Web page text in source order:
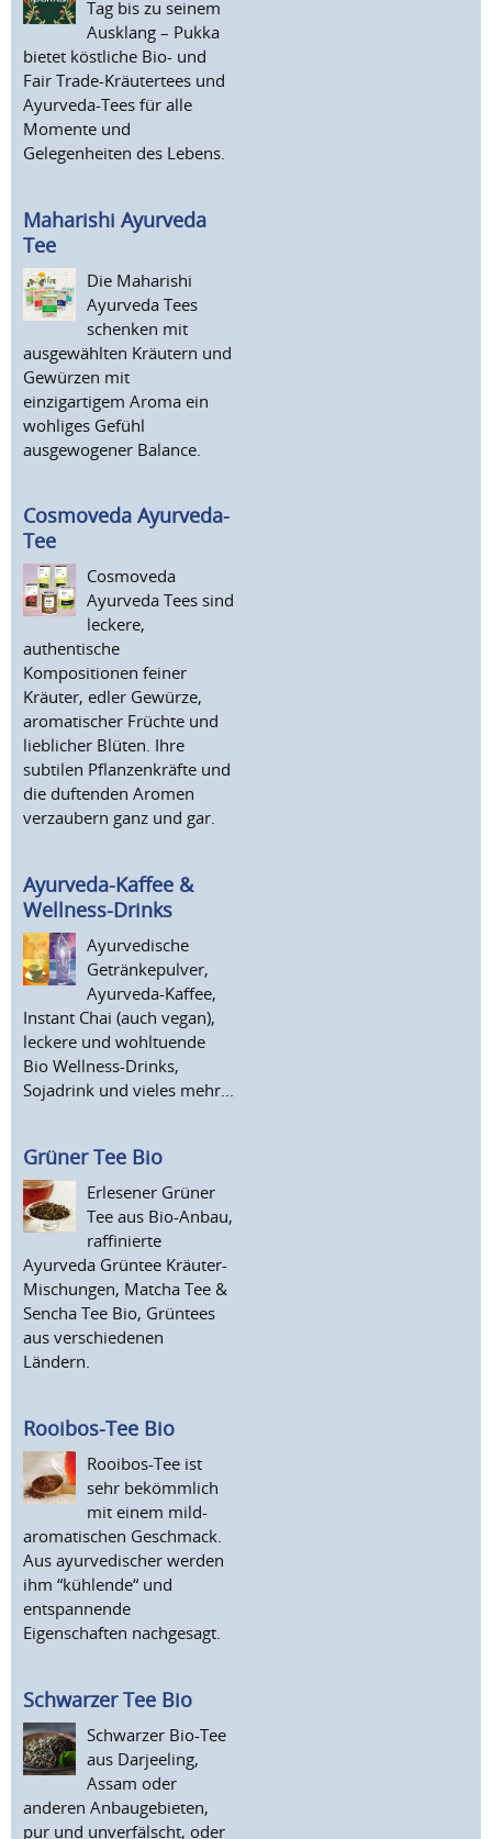
Tag bis zu seinem
Ausklang – Pukka
bietet köstliche Bio- und
Fair Trade-Kräutertees und
Ayurveda-Tees für alle
Momente und
Gelegenheiten des Lebens.
Maharishi Ayurveda
Tee
Die Maharishi
Ayurveda Tees
schenken mit
ausgewählten Kräutern und
Gewürzen mit
einzigartigem Aroma ein
wohliges Gefühl
ausgewogener Balance.
Cosmoveda Ayurveda-
Tee
Cosmoveda
Ayurveda Tees sind
leckere,
authentische
Kompositionen feiner
Kräuter, edler Gewürze,
aromatischer Früchte und
lieblicher Blüten. Ihre
subtilen Pflanzenkräfte und
die duftenden Aromen
verzaubern ganz und gar.
Ayurveda-Kaffee &
Wellness-Drinks
Ayurvedische
Getränkepulver,
Ayurveda-Kaffee,
Instant Chai (auch vegan),
leckere und wohltuende
Bio Wellness-Drinks,
Sojadrink und vieles mehr...
Grüner Tee Bio
Erlesener Grüner
Tee aus Bio-Anbau,
raffinierte
Ayurveda Grüntee Kräuter-
Mischungen, Matcha Tee &
Sencha Tee Bio, Grüntees
aus verschiedenen
Ländern.
Rooibos-Tee Bio
Rooibos-Tee ist
sehr bekömmlich
mit einem mild-
aromatischen Geschmack.
Aus ayurvedischer werden
ihm “kühlende“ und
entspannende
Eigenschaften nachgesagt.
Schwarzer Tee Bio
Schwarzer Bio-Tee
aus Darjeeling,
Assam oder
anderen Anbaugebieten,
pur und unverfälscht, oder